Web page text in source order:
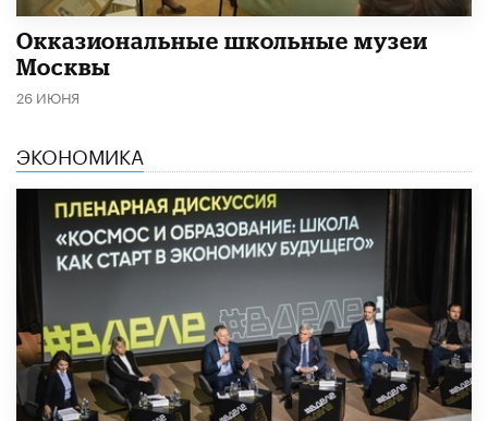
​Окказиональные школьные музеи
Москвы
26 ИЮНЯ
ЭКОНОМИКА